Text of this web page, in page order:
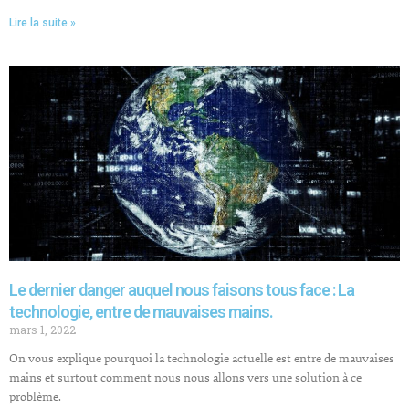
Lire la suite »
Le dernier danger auquel nous faisons tous face : La
technologie, entre de mauvaises mains.
mars 1, 2022
On vous explique pourquoi la technologie actuelle est entre de mauvaises
mains et surtout comment nous nous allons vers une solution à ce
problème.